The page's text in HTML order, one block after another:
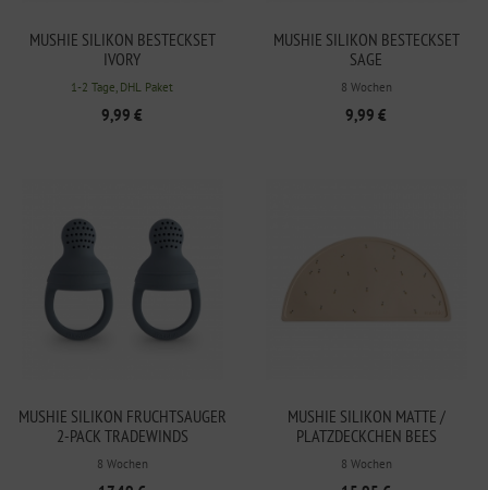
MUSHIE SILIKON BESTECKSET
IVORY
1-2 Tage, DHL Paket
9,99 €
MUSHIE SILIKON BESTECKSET
SAGE
8 Wochen
9,99 €
MUSHIE SILIKON FRUCHTSAUGER
2-PACK TRADEWINDS
8 Wochen
MUSHIE SILIKON MATTE /
PLATZDECKCHEN BEES
8 Wochen